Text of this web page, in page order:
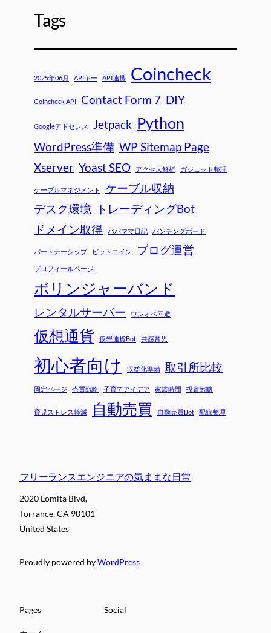
Tags
2025年06月 APIキー API連携 Coincheck
Coincheck API Contact Form 7 DIY
Googleアドセンス Jetpack Python
WordPress準備 WP Sitemap Page
Xserver Yoast SEO アクセス解析 ガジェット整理
ケーブルマネジメント
ケーブル収納
デスク環境
トレーディングBot
ドメイン取得
パパママ日記 パンチングボード
パートナーシップ ビットコイン ブログ運営
プロフィールページ
ボリンジャーバンド
レンタルサーバー ワンオペ回避
仮想通貨 仮想通貨Bot 共感育児
初心者向け 収益化準備 取引所比較
固定ページ 売買戦略 子育てアイデア 家族時間 投資戦略
育児ストレス軽減 自動売買 自動売買Bot 配線整理
フリーランスエンジニアの気ままな日常
2020 Lomita Blvd,
Torrance, CA 90101
United States
Proudly powered byWordPress
Pages Social